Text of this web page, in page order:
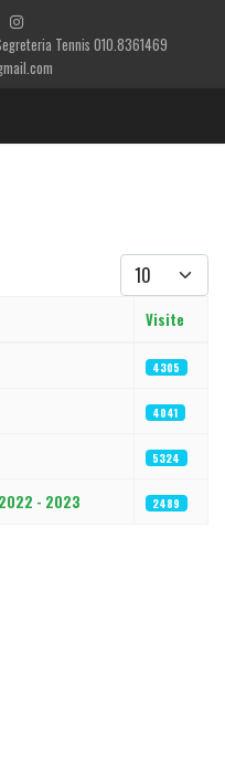
Tennis 010.8361469
Visualizza #
Visite
4305
4041
5324
- 2023 2489